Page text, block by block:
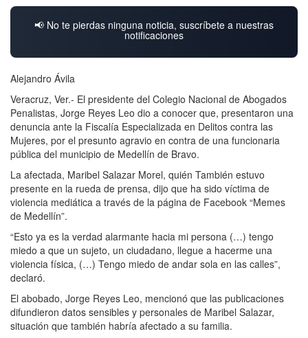
📢 No te pierdas ninguna noticia, suscríbete a nuestras
notificaciones
Alejandro Ávila
Veracruz, Ver.- El presidente del Colegio Nacional de Abogados
Penalistas, Jorge Reyes Leo dio a conocer que, presentaron una
denuncia ante la Fiscalía Especializada en Delitos contra las
Mujeres, por el presunto agravio en contra de una funcionaria
pública del municipio de Medellín de Bravo.
La afectada, Maribel Salazar Morel, quién También estuvo
presente en la rueda de prensa, dijo que ha sido víctima de
violencia mediática a través de la página de Facebook “Memes
de Medellín”.
“Esto ya es la verdad alarmante hacia mi persona (…) tengo
miedo a que un sujeto, un ciudadano, llegue a hacerme una
violencia física, (…) Tengo miedo de andar sola en las calles”,
declaró.
El abobado, Jorge Reyes Leo, mencionó que las publicaciones
difundieron datos sensibles y personales de Maribel Salazar,
situación que también habría afectado a su familia.